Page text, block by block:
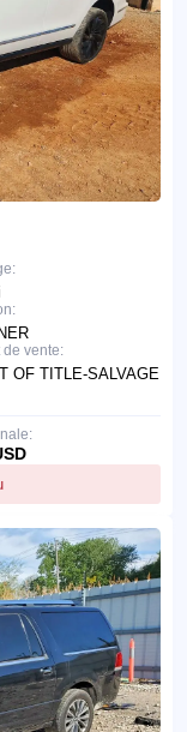
de vente:
OF TITLE-SALVAGE